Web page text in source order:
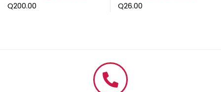
Q200.00 Q26.00